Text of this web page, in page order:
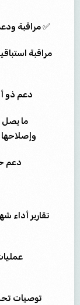
✅ مراقبة
مراقبة
دعم ذو
دعم
تقارير أداء
توصيات